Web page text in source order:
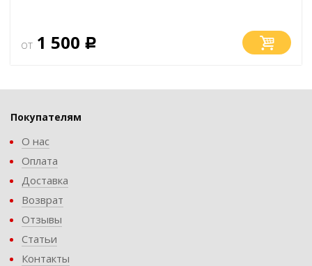
от 1 500 Р
Покупателям
О нас
Оплата
Доставка
Возврат
Отзывы
Статьи
Контакты